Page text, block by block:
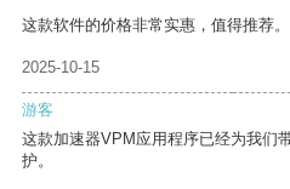
这款软件的价格非常实惠，值得推荐。
2025-10-15
游客
这款加速器VPM应用程序已经为我们
护。